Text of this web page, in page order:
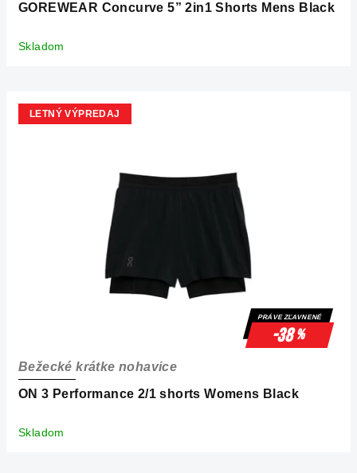
GOREWEAR Concurve 5” 2in1 Shorts Mens Black
Skladom
LETNÝ VÝPREDAJ
PRÁVE ZĽAVNENÉ
-38%
ON 3 Performance 2/1 shorts Womens Black
Bežecké krátke nohavice
Skladom